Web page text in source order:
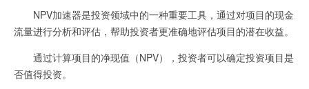
NPV加速器是投资领域中的一种重要工具，通过对项目的现金
流量进行分析和评估，帮助投资者更准确地评估项目的潜在收益。
通过计算项目的净现值（NPV），投资者可以确定投资项目是
否值得投资。